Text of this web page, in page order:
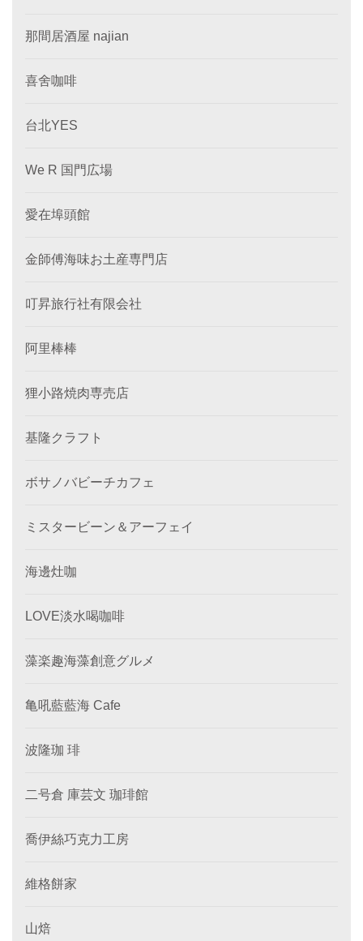
那間居酒屋 najian
喜舍咖啡
台北YES
We R 国門広場
愛在埠頭館
金師傅海味お土産専門店
叮昇旅行社有限会社
阿里棒棒
狸小路焼肉専売店
基隆クラフト
ボサノバビーチカフェ
ミスタービーン＆アーフェイ
海邊灶咖
LOVE淡水喝咖啡
藻楽趣海藻創意グルメ
亀吼藍藍海 Cafe
波隆珈 琲
二号倉 庫芸文 珈琲館
喬伊絲巧克力工房
維格餅家
山焙